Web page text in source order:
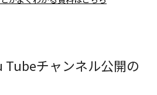
Tubeチャンネル公開の